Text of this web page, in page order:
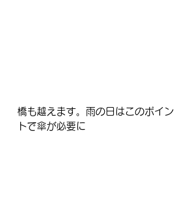
橋も越えます。雨の日はこのポイン
トで傘が必要に